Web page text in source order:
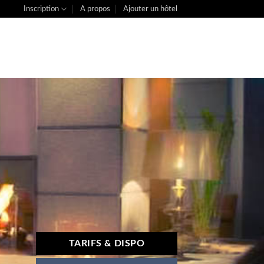
Inscription A propos Ajouter un hôtel
TARIFS & DISPO